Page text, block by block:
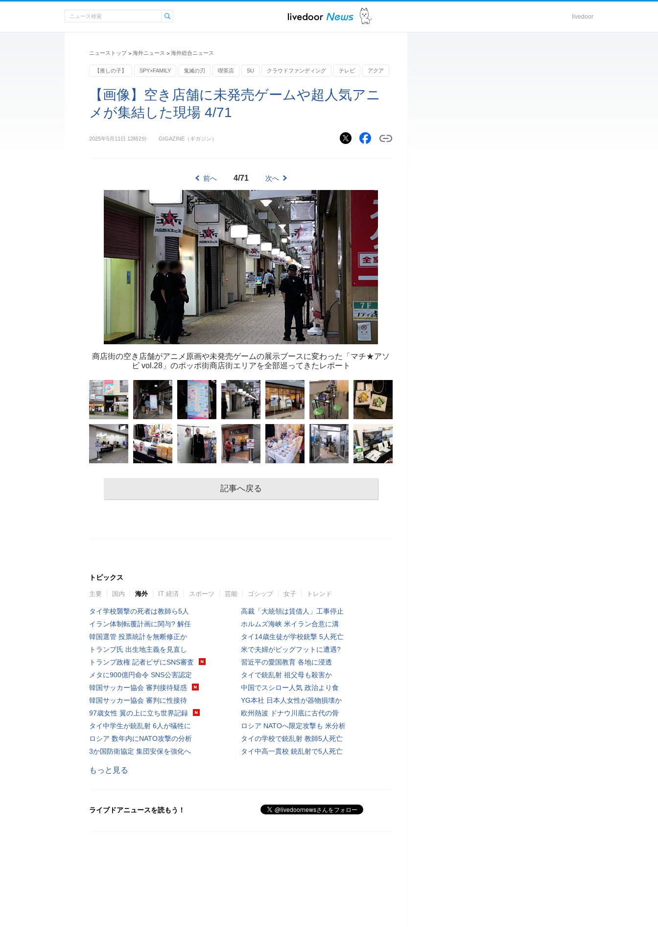
livedoor
ニューストップ > 海外ニュース > 海外総合ニュース
【推しの子】 SPY×FAMILY 鬼滅の刃 喫茶店 SU クラウドファンディング テレビ アクア
【画像】空き店舗に未発売ゲームや超人気アニ
メが集結した現場 4/71
2025年5月11日 12時2分 GIGAZINE（ギガジン）
前へ 4/71 次へ
商店街の空き店舗がアニメ原画や未発売ゲームの展示ブースに変わった「マチ★アソ
ビ vol.28」のポッポ街商店街エリアを全部巡ってきたレポート
記事へ戻る
トピックス
主要 国内 海外 IT 経済 スポーツ 芸能 ゴシップ 女子 トレンド
タイ学校襲撃の死者は教師ら5人
イラン体制転覆計画に関与? 解任
韓国選管 投票統計を無断修正か
トランプ氏 出生地主義を見直し
トランプ政権 記者ビザにSNS審査
メタに900億円命令 SNS公害認定
韓国サッカー協会 審判接待疑惑
韓国サッカー協会 審判に性接待
97歳女性 翼の上に立ち世界記録
タイ中学生が銃乱射 6人が犠牲に
ロシア 数年内にNATO攻撃の分析
3か国防衛協定 集団安保を強化へ
高裁「大統領は賃借人」工事停止
ホルムズ海峡 米イラン合意に溝
タイ14歳生徒が学校銃撃 5人死亡
米で夫婦がビッグフットに遭遇?
習近平の愛国教育 各地に浸透
タイで銃乱射 祖父母も殺害か
中国でスシロー人気 政治より食
YG本社 日本人女性が器物損壊か
欧州熱波 ドナウ川底に古代の骨
ロシア NATOへ限定攻撃も 米分析
タイの学校で銃乱射 教師5人死亡
タイ中高一貫校 銃乱射で5人死亡
もっと見る
ライブドアニュースを読もう！